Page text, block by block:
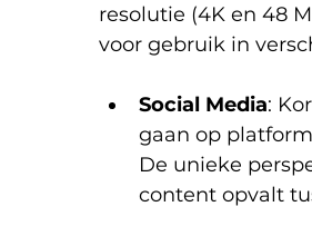
resolutie (4K en 48
voor gebruik in
Social Media:
gaan op
De unieke
content opvalt